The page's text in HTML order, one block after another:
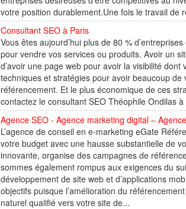
votre position durablement.Une fois le travail de
Consultant SEO à Paris
Vous êtes aujourd’hui plus de 80 %
pour vendre vos services ou produits. Avoir un
d’avoir une page web pour avoir la visibilité
techniques et stratégies pour avoir beaucoup
référencement. Et le plus économique de ces
contactez le consultant SEO Théophile Ondilas
Agence SEO - Agence marketing digital –
L’agence de conseil en e-marketing eGate
votre budget avec une hausse substantielle de
innovante, organise des campagnes de
sommes également rompus aux exigences du
développement de site web et d’applications
objectifs puisque l’amélioration du
naturel qualifié vers votre site de...